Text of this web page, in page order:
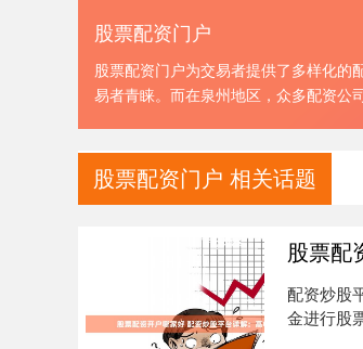
股票配资门户
股票配资门户为交易者提供了多样化的
易者青睐。而在泉州地区，众多配资公
股票配资门户 相关话题
股票配
配资炒股
金进行股